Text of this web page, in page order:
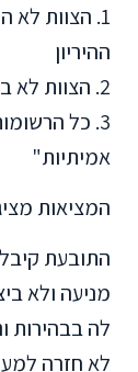
1. הצוות
ההיריון
2. הצוות לא ביצע מעקב קפדני מספיק
3. כל
אמיתיות"
המציאות
התובעת
מניעה ולא
לה בבהירות
לא חזרה